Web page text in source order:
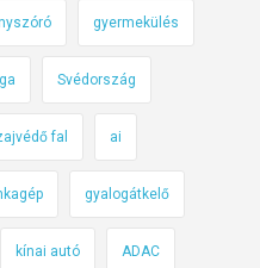
gyermekülés
Svédország
fal ai
gyalogátkelő
kínai autó ADAC